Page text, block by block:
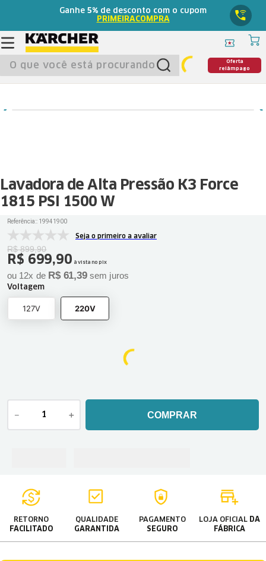
Ganhe 5% de desconto com o cupom
PRIMEIRACOMPRA
O que você está procurando?
Oferta
relâmpago
Lavadora de Alta Pressão K3 Force
1815 PSI 1500 W
Referência:: 19941900
Seja o primeiro a avaliar
R$ 899,90
R$ 699,90 à vista no pix
ou 12x de R$ 61,39 sem juros
Voltagem
127V 220V
＋
－ COMPRAR
RETORNO
FACILITADO
QUALIDADE
GARANTIDA
PAGAMENTO
SEGURO
LOJA OFICIAL DA
FÁBRICA